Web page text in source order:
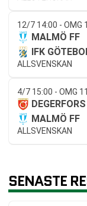
12/7 14:00 - OMG
MALMÖ FF
IFK
ALLSVENSKAN
4/7 15:00 - OMG 11
DEGERFORS
MALMÖ FF
ALLSVENSKAN
SENASTE